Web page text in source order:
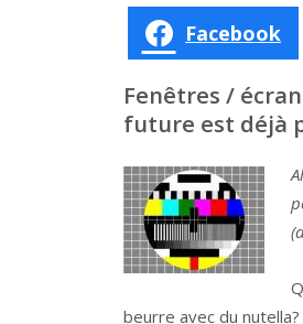
Facebook
Fenêtres /
future est déjà
beurre avec du nutella?